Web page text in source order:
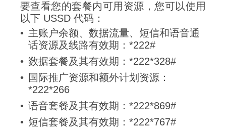
要查看您的套餐内可用资源，您可以使用
以下 USSD 代码：
主账户余额、数据流量、短信和语音通
话资源及线路有效期：*222#
数据套餐及其有效期：*222*328#
国际推广资源和额外计划资源：
*222*266
语音套餐及其有效期：*222*869#
短信套餐及其有效期：*222*767#